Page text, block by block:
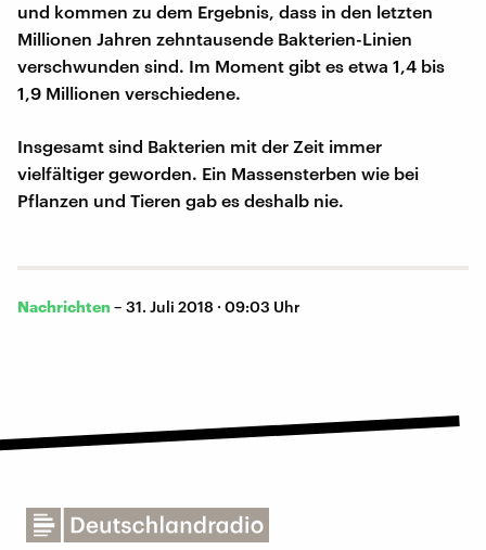
und kommen zu dem Ergebnis, dass in den letzten
Millionen Jahren zehntausende Bakterien-Linien
verschwunden sind. Im Moment gibt es etwa 1,4 bis
1,9 Millionen verschiedene.
Insgesamt sind Bakterien mit der Zeit immer
vielfältiger geworden. Ein Massensterben wie bei
Pflanzen und Tieren gab es deshalb nie.
Nachrichten – 31. Juli 2018 · 09:03 Uhr